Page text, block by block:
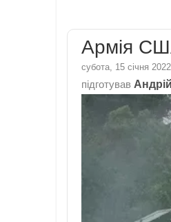
Армія
субота, 15 січня 2022
підготував